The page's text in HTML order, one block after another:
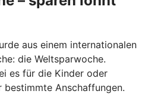
aus einem internationalen
die Weltsparwoche.
es für die Kinder oder
bestimmte Anschaffungen.